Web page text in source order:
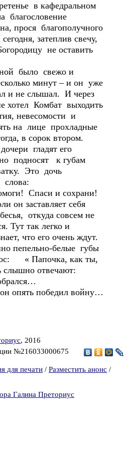
в кафедральном
благословение
прося благополучного
затеплив свечу,
не оставить
было свежо и
минут – и он уже
и не слышал. И через
хотел Комбат выходить
невесомости и
на лице прохладные
в сорок втором.
гладят его
подносят к губам
Это дочь
слова:
Спаси и сохрани!
заставляет себя
откуда совсем не
Тут так легко и
что его очень ждут.
пепельно-белые губы
« Папочка, как ты,
слышно отвечают:
опять победил войну…
, 2016
№216033000675
для печати / Разместить анонс /
Галина Преториус